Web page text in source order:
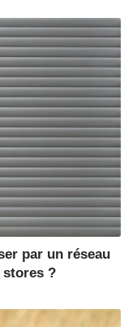
par un réseau
stores ?